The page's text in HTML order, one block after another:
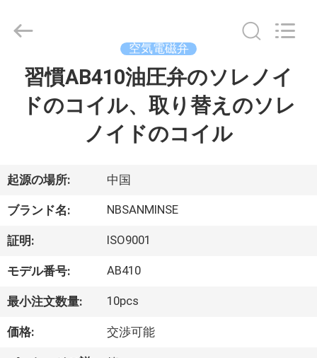
ダ
ク
ト
私
に
空気電磁弁
習慣AB410油圧弁のソレノイ
ドのコイル、取り替えのソレ
ノイドのコイル
起源の場所: 中国
ブランド名: NBSANMINSE
証明: ISO9001
モデル番号: AB410
最小注文数量: 10pcs
価格: 交渉可能